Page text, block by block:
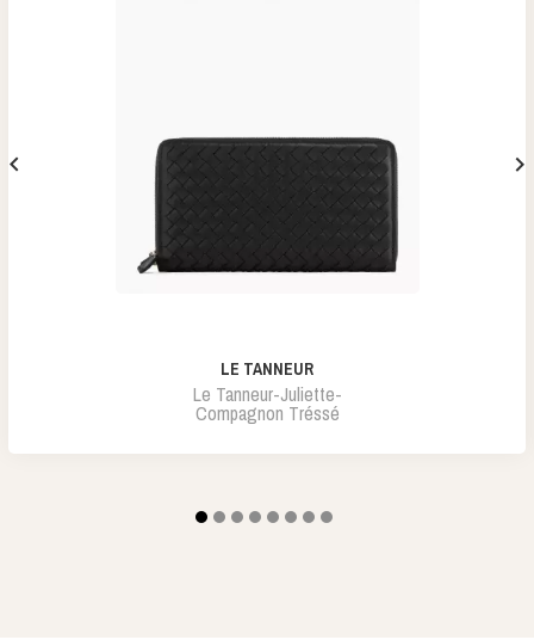
LE TANNEUR
Le Tanneur-Juliette-
Compagnon Tréssé
 